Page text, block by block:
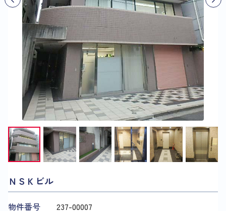
ＮＳＫビル
物件番号
237​-​00007